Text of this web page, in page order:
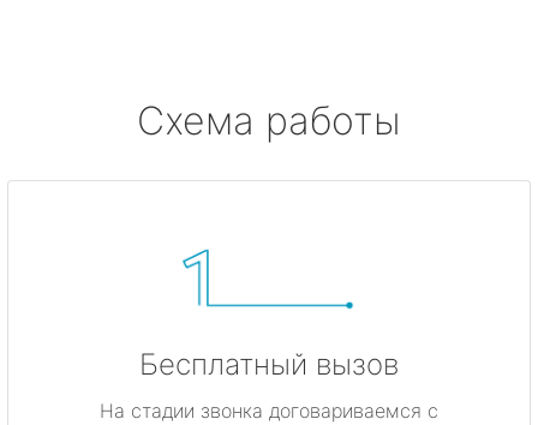
Схема работы
Бесплатный вызов
На стадии звонка договариваемся с